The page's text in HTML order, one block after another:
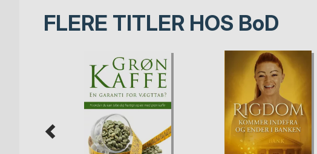
FLERE TITLER HOS BoD